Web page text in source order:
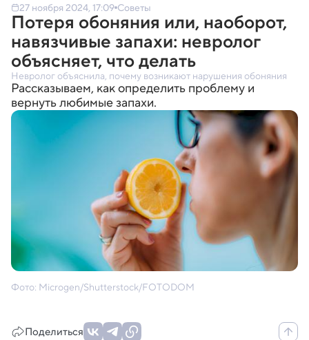
27 ноября 2024, 17:09 Советы
Потеря обоняния или, наоборот,
навязчивые запахи: невролог
объясняет, что делать
Невролог объяснила, почему возникают нарушения обоняния
Рассказываем, как определить проблему и
вернуть любимые запахи.
Фото: Microgen/Shutterstock/FOTODOM
Поделиться